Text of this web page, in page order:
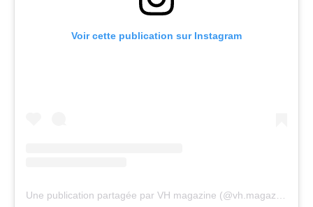
Voir cette publication sur Instagram
Une publication partagée par VH magazine (@vh.magazine)